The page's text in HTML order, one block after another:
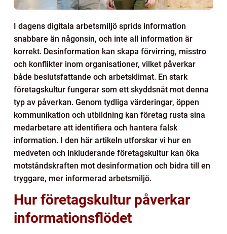
I dagens digitala arbetsmiljö sprids information
snabbare än någonsin, och inte all information är
korrekt. Desinformation kan skapa förvirring, misstro
och konflikter inom organisationer, vilket påverkar
både beslutsfattande och arbetsklimat. En stark
företagskultur fungerar som ett skyddsnät mot denna
typ av påverkan. Genom tydliga värderingar, öppen
kommunikation och utbildning kan företag rusta sina
medarbetare att identifiera och hantera falsk
information. I den här artikeln utforskar vi hur en
medveten och inkluderande företagskultur kan öka
motståndskraften mot desinformation och bidra till en
tryggare, mer informerad arbetsmiljö.
Hur företagskultur påverkar
informationsflödet